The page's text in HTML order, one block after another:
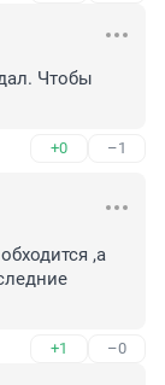
Чтобы
+0 –1
,а
+1 –0